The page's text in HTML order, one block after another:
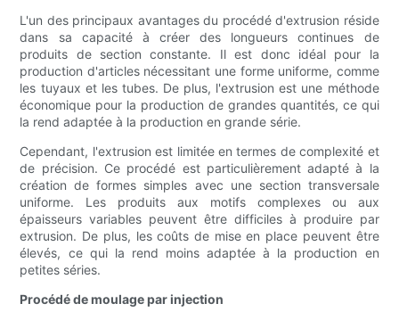
L'un des principaux avantages du procédé d'extrusion réside
dans sa capacité à créer des longueurs continues de
produits de section constante. Il est donc idéal pour la
production d'articles nécessitant une forme uniforme, comme
les tuyaux et les tubes. De plus, l'extrusion est une méthode
économique pour la production de grandes quantités, ce qui
la rend adaptée à la production en grande série.
Cependant, l'extrusion est limitée en termes de complexité et
de précision. Ce procédé est particulièrement adapté à la
création de formes simples avec une section transversale
uniforme. Les produits aux motifs complexes ou aux
épaisseurs variables peuvent être difficiles à produire par
extrusion. De plus, les coûts de mise en place peuvent être
élevés, ce qui la rend moins adaptée à la production en
petites séries.
Procédé de moulage par injection